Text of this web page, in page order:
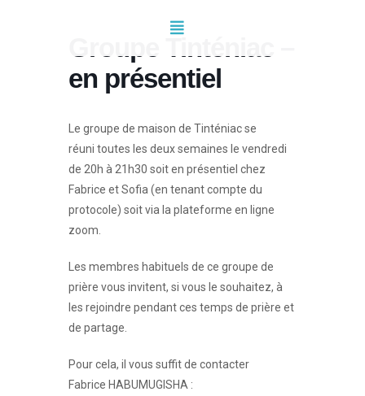
en présentiel
Le groupe de maison de Tinténiac se
réuni toutes les deux semaines le vendredi
de 20h à 21h30 soit en présentiel chez
Fabrice et Sofia (en tenant compte du
protocole) soit via la plateforme en ligne
zoom.
Les membres habituels de ce groupe de
prière vous invitent, si vous le souhaitez, à
les rejoindre pendant ces temps de prière et
de partage.
Pour cela, il vous suffit de contacter
Fabrice HABUMUGISHA :